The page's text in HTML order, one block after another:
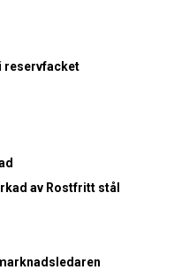
reservfacket
av Rostfritt stål